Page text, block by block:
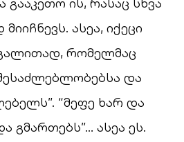
ასეა, იქეცი
რომელმაც
და
“მეფე ხარ და
გმართებს”… ასეა ეს.